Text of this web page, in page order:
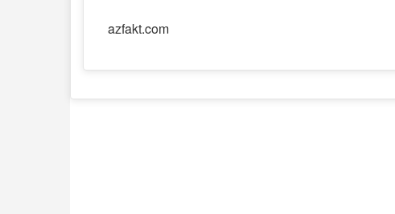
azfakt.com